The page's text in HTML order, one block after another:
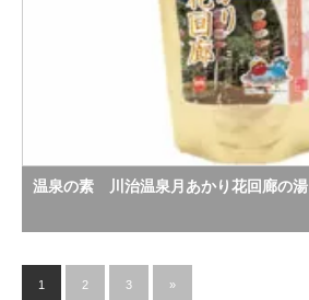
温泉の素 川治温泉月あかり花回廊の湯
1 2 3 »